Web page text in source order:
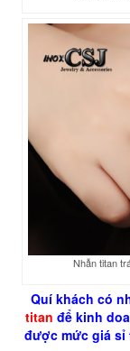
Nhẫn titan
Quí khách có
titan để kinh
được mức giá sỉ